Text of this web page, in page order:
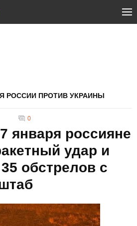
РОССИИ ПРОТИВ УКРАИНЫ
0
января россияне
удар и
обстрелов с